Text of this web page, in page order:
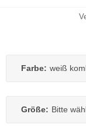
Farbe: weiß
Größe: Bitte